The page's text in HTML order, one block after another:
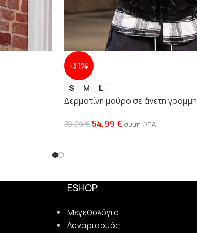
-31%
S
M
L
Δερματίνη μαύρο σε άνετη γραμμή
79.99€54.99 € συμπ. ΦΠΑ
ESHOP
Μεγεθολόγιο
Λογαριασμός